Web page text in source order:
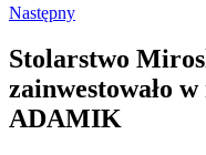
Następny
Stolarstwo
zainwestowało
ADAMIK